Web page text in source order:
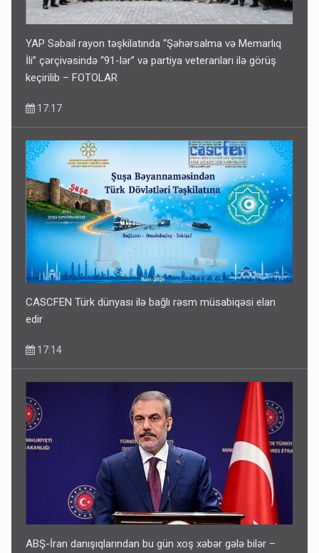
YAP Səbail rayon təşkilatında “Şəhərsalma və Memarlıq
İli” çərçivəsində “91-lər” və partiya veteranları ilə görüş
keçirilib – FOTOLAR
17:17
CASCFEN Türk dünyası ilə bağlı rəsm müsabiqəsi elan
edir
17:14
ABŞ-İran danışıqlarından bu gün xoş xəbər gələ bilər –